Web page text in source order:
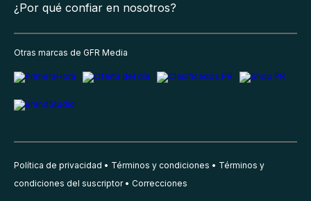
¿Por qué confiar en nosotros?
Otras marcas de GFR Media
Política de privacidad Términos y condiciones
Términos y
condiciones del suscriptor
Correcciones